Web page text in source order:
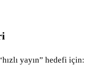
yayın” hedefi için: